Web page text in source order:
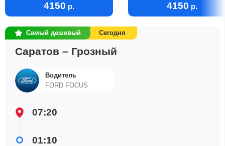
4150 р. 4150 р.
Самый дешевый Сегодня
Саратов – Грозный
Водитель
FORD FOCUS
07:20
01:10